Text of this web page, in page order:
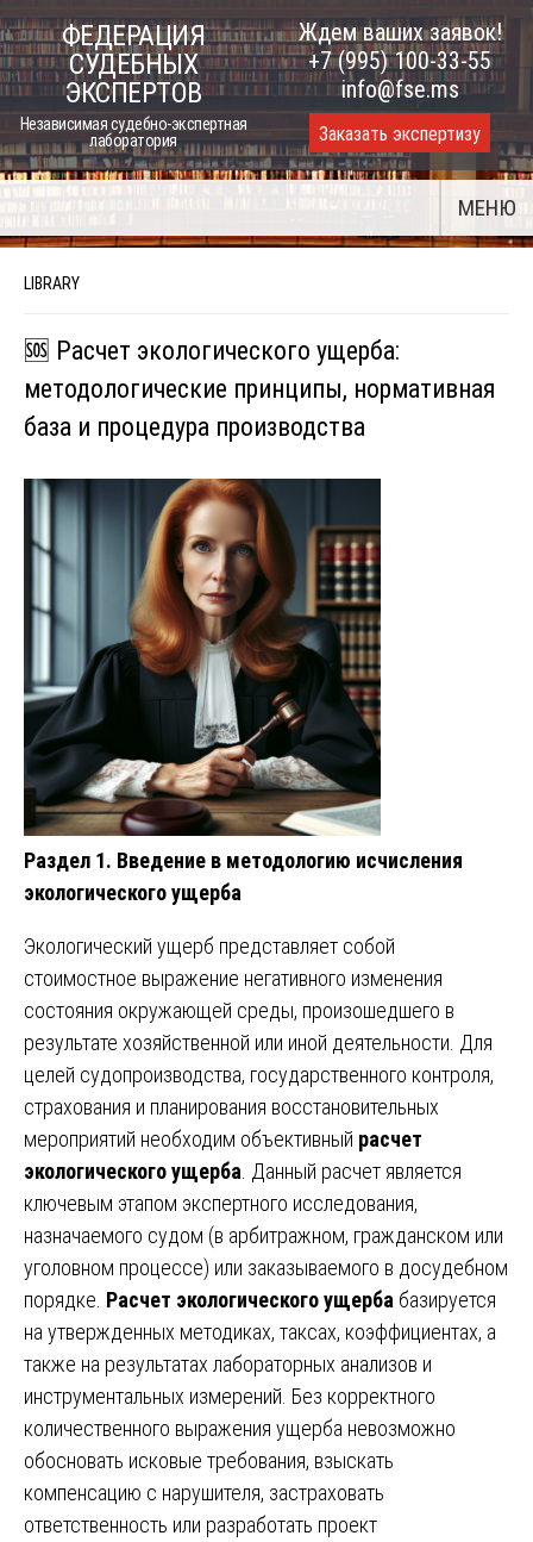
Skip
to
content
ФЕДЕРАЦИЯ
СУДЕБНЫХ
ЭКСПЕРТОВ
Независимая судебно-экспертная
лаборатория
Ждем ваших заявок!
+7 (995) 100-33-55
info@fse.ms
Заказать экспертизу
МЕНЮ
LIBRARY
🆘 Расчет экологического ущерба:
методологические принципы, нормативная
база и процедура производства
Раздел 1. Введение в методологию исчисления
экологического ущерба
Экологический ущерб представляет собой
стоимостное выражение негативного изменения
состояния окружающей среды, произошедшего в
результате хозяйственной или иной деятельности. Для
целей судопроизводства, государственного контроля,
страхования и планирования восстановительных
мероприятий необходим объективный расчет
экологического ущерба . Данный расчет является
ключевым этапом экспертного исследования,
назначаемого судом (в арбитражном, гражданском или
уголовном процессе) или заказываемого в досудебном
порядке. Расчет экологического ущерба базируется
на утвержденных методиках, таксах, коэффициентах, а
также на результатах лабораторных анализов и
инструментальных измерений. Без корректного
количественного выражения ущерба невозможно
обосновать исковые требования, взыскать
компенсацию с нарушителя, застраховать
ответственность или разработать проект